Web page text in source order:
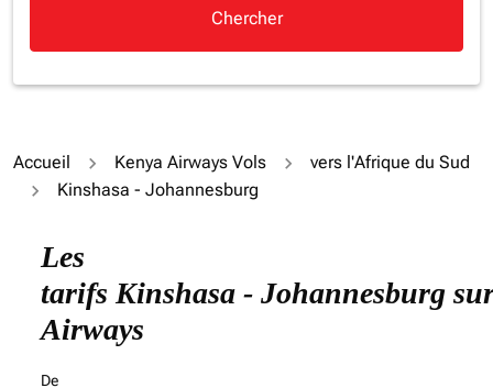
Chercher
Accueil Kenya Airways Vols
vers l'Afrique du Sud
Kinshasa - Johannesburg
Les
tarifs Kinshasa - Johannesburg
Airways
De
Essayez de mettre à jour votre itinéraire (origine et/